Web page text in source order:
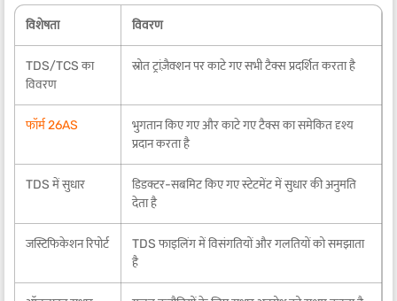
विशेषता विवरण
TDS/TCS का
विवरण
स्रोत ट्रांज़ैक्शन पर काटे गए सभी टैक्स प्रदर्शित करता है
फॉर्म 26AS
भुगतान किए गए और काटे गए टैक्स का समेकित दृश्य
प्रदान करता है
TDS में सुधार
डिडक्टर-सबमिट किए गए स्टेटमेंट में सुधार की अनुमति
देता है
जस्टिफिकेशन रिपोर्ट
TDS फाइलिंग में विसंगतियों और गलतियों को समझाता
है